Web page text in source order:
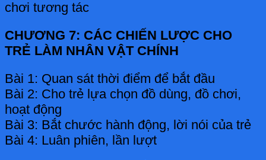
chơi tương tác
CHƯƠNG 7: CÁC CHIẾN LƯỢC CHO
TRẺ LÀM NHÂN VẬT CHÍNH
Bài 1: Quan sát thời điểm để bắt đầu
Bài 2: Cho trẻ lựa chọn đồ dùng, đồ chơi,
hoạt động
Bài 3: Bắt chước hành động, lời nói của trẻ
Bài 4: Luân phiên, lần lượt